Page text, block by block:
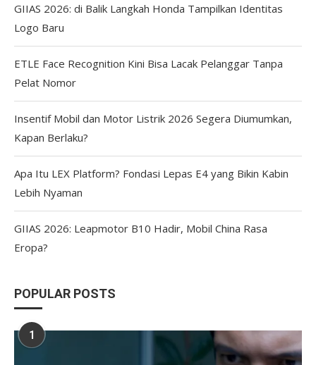
GIIAS 2026: di Balik Langkah Honda Tampilkan Identitas
Logo Baru
ETLE Face Recognition Kini Bisa Lacak Pelanggar Tanpa
Pelat Nomor
Insentif Mobil dan Motor Listrik 2026 Segera Diumumkan,
Kapan Berlaku?
Apa Itu LEX Platform? Fondasi Lepas E4 yang Bikin Kabin
Lebih Nyaman
GIIAS 2026: Leapmotor B10 Hadir, Mobil China Rasa
Eropa?
POPULAR POSTS
1